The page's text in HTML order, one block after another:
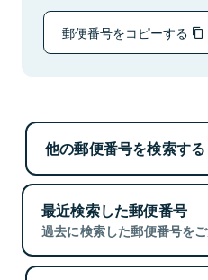
郵便番号をコピーする
他の郵便番号を検索する
最近検索した郵便番号
過去に検索した郵便番号をご